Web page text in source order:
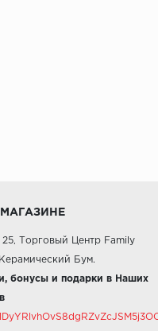
Торговый Центр Family
Бум.
бонусы и подарки в Наших